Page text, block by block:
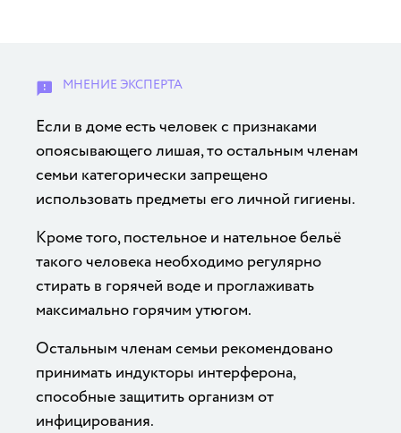
Если в доме есть человек с признаками
опоясывающего лишая, то остальным членам
семьи категорически запрещено
использовать предметы его личной гигиены.
Кроме того, постельное и нательное бельё
такого человека необходимо регулярно
стирать в горячей воде и проглаживать
максимально горячим утюгом.
Остальным членам семьи рекомендовано
принимать индукторы интерферона,
способные защитить организм от
инфицирования.